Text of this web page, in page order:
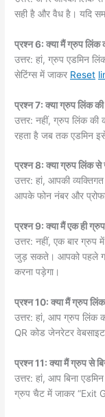
सही है और वैध है। यदि
प्रश्न 6: क्या मैं ग्रुप लिंक
उत्तर: हां, ग्रुप एडमिन
सेटिंग्स में जाकर Reset
प्रश्न 7: क्या ग्रुप लिंक की
उत्तर: नहीं, ग्रुप लिंक की
रहता है जब तक एडमिन इसे
प्रश्न 8: क्या ग्रुप लिंक से
उत्तर: हां, आपकी
आपके फोन नंबर और
प्रश्न 9: क्या मैं एक ही
उत्तर: नहीं, एक बार
जुड़ सकते। आपको पहले
करना पड़ेगा।
प्रश्न 10: क्या मैं ग्रुप
उत्तर: हां, आप ग्रुप लिंक
QR कोड जेनरेटर
प्रश्न 11: क्या मैं ग्रुप से
उत्तर: हां, आप बिना
ग्रुप चैट में जाकर “Exit